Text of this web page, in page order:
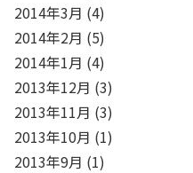
2014年3月 (4)
2014年2月 (5)
2014年1月 (4)
2013年12月 (3)
2013年11月 (3)
2013年10月 (1)
2013年9月 (1)